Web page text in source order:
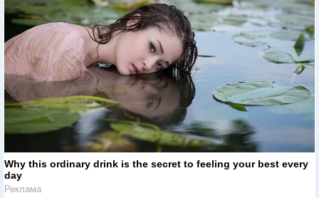
Why this ordinary drink is the secret to feeling your best every
day
Реклама